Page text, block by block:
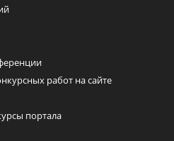
работ на сайте
портала